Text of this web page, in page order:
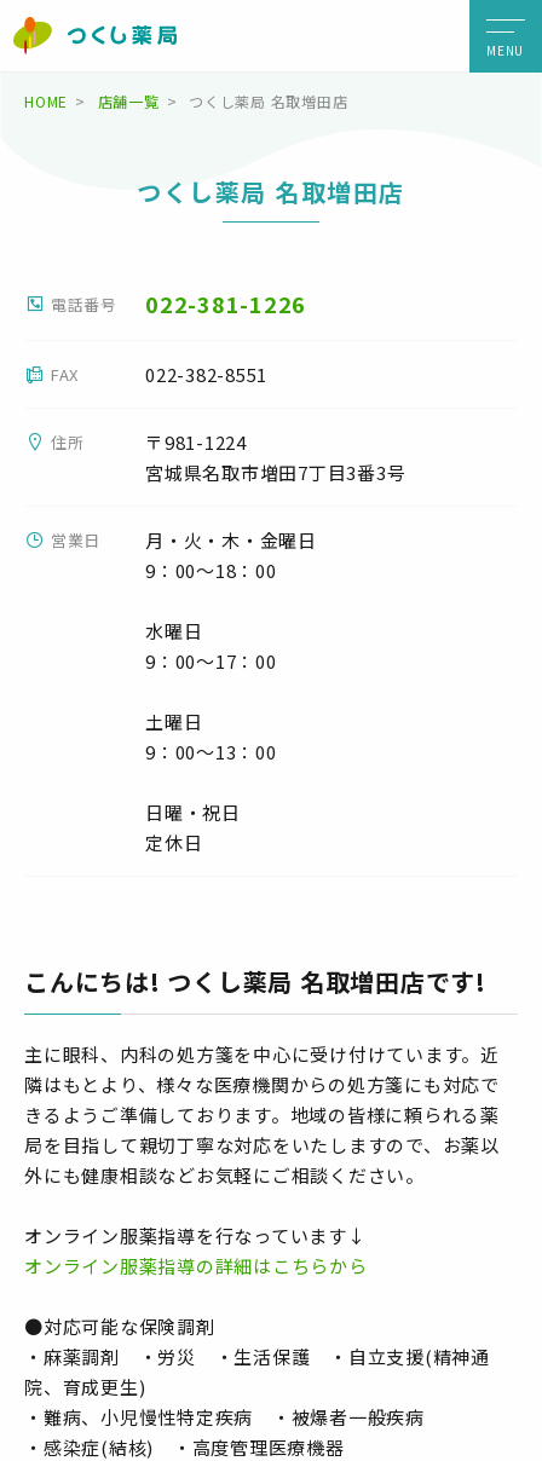
MENU
HOME 店舗一覧 つくし薬局 名取増田店
つくし薬局 名取増田店
電話番号 022-381-1226
FAX 022-382-8551
住所
〒981-1224
宮城県名取市増田7丁目3番3号
営業日
月・火・木・金曜日
9：00～18：00
水曜日
9：00～17：00
土曜日
9：00～13：00
日曜・祝日
定休日
こんにちは! つくし薬局 名取増田店です!
主に眼科、内科の処方箋を中心に受け付けています。近
隣はもとより、様々な医療機関からの処方箋にも対応で
きるようご準備しております。地域の皆様に頼られる薬
局を目指して親切丁寧な対応をいたしますので、お薬以
外にも健康相談などお気軽にご相談ください。
オンライン服薬指導を行なっています↓
オンライン服薬指導の詳細はこちらから
●対応可能な保険調剤
・麻薬調剤 ・労災 ・生活保護 ・自立支援(精神通
院、育成更生)
・難病、小児慢性特定疾病 ・被爆者一般疾病
・感染症(結核) ・高度管理医療機器